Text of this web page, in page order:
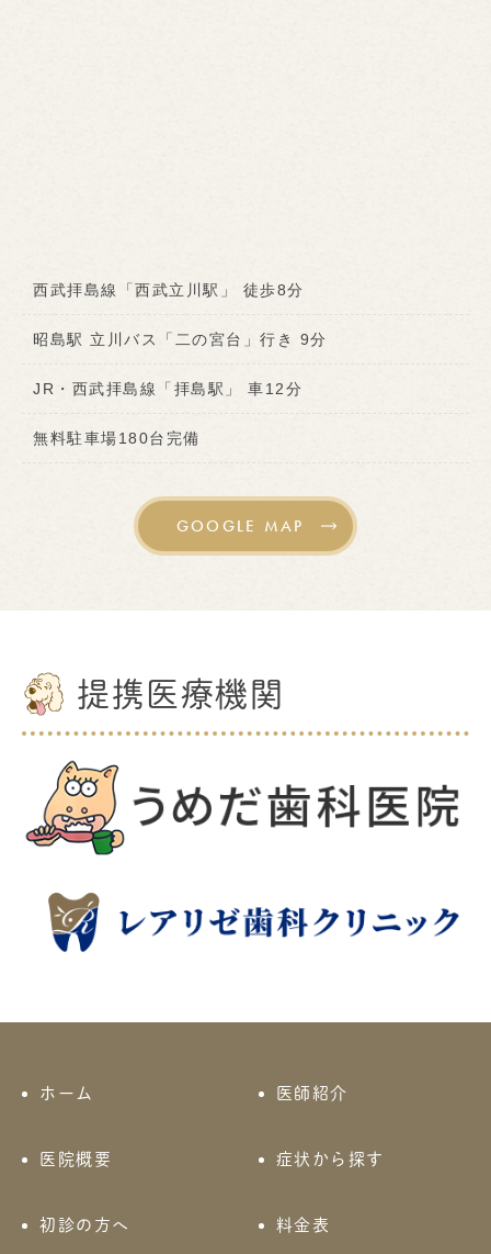
西武拝島線「西武立川駅」 徒歩8分
昭島駅 立川バス「二の宮台」行き 9分
JR・西武拝島線「拝島駅」 車12分
無料駐車場180台完備
GOOGLE MAP
提携医療機関
ホーム 医師紹介
医院概要 症状から探す
初診の方へ 料金表